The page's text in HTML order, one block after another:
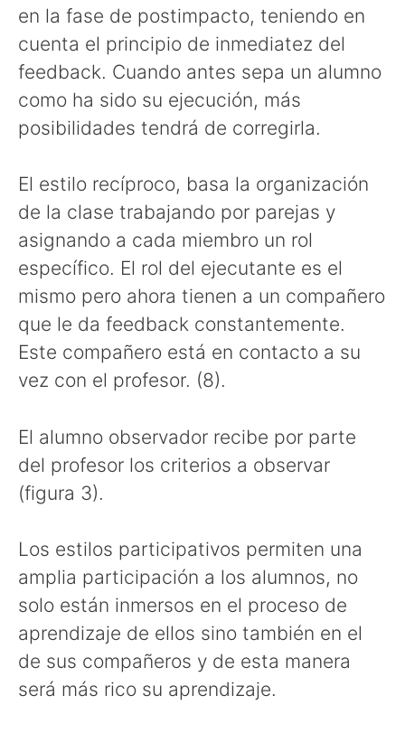
en la fase de postimpacto, teniendo en
cuenta el principio de inmediatez del
feedback. Cuando antes sepa un alumno
como ha sido su ejecución, más
posibilidades tendrá de corregirla.
El estilo recíproco, basa la organización
de la clase trabajando por parejas y
asignando a cada miembro un rol
específico. El rol del ejecutante es el
mismo pero ahora tienen a un compañero
que le da feedback constantemente.
Este compañero está en contacto a su
vez con el profesor. (8).
El alumno observador recibe por parte
del profesor los criterios a observar
(figura 3).
Los estilos participativos permiten una
amplia participación a los alumnos, no
solo están inmersos en el proceso de
aprendizaje de ellos sino también en el
de sus compañeros y de esta manera
será más rico su aprendizaje.